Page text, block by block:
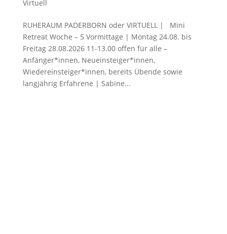
Virtuell
RUHERAUM PADERBORN oder VIRTUELL | Mini
Retreat Woche – 5 Vormittage | Montag 24.08. bis
Freitag 28.08.2026 11-13.00 offen für alle –
Anfänger*innen, Neueinsteiger*innen,
Wiedereinsteiger*innen, bereits Übende sowie
langjährig Erfahrene | Sabine...